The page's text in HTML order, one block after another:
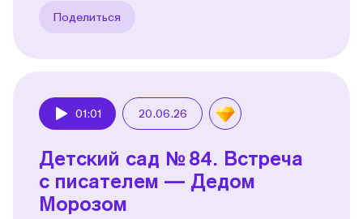
Поделиться
01:01 20.06.26
Детский сад № 84. Встреча
с писателем — Дедом
Морозом